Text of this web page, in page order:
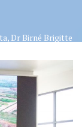
Dr Birné Brigitte